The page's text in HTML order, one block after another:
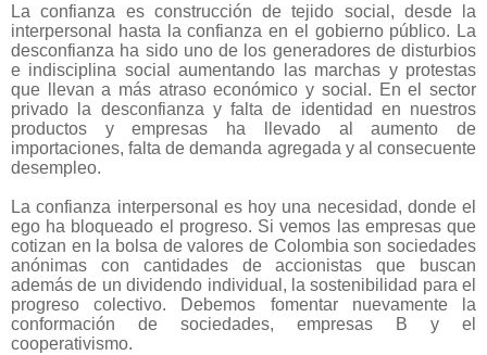
La confianza es construcción de tejido social, desde la
interpersonal hasta la confianza en el gobierno público. La
desconfianza ha sido uno de los generadores de disturbios
e indisciplina social aumentando las marchas y protestas
que llevan a más atraso económico y social. En el sector
privado la desconfianza y falta de identidad en nuestros
productos y empresas ha llevado al aumento de
importaciones, falta de demanda agregada y al consecuente
desempleo.
La confianza interpersonal es hoy una necesidad, donde el
ego ha bloqueado el progreso. Si vemos las empresas que
cotizan en la bolsa de valores de Colombia son sociedades
anónimas con cantidades de accionistas que buscan
además de un dividendo individual, la sostenibilidad para el
progreso colectivo. Debemos fomentar nuevamente la
conformación de sociedades, empresas B y el
cooperativismo.